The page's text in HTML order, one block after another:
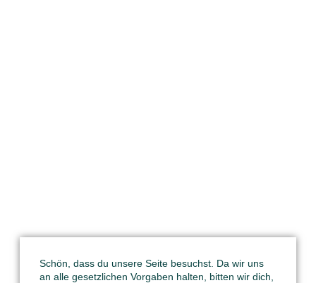
Schön, dass du unsere Seite besuchst. Da wir uns
an alle gesetzlichen Vorgaben halten, bitten wir dich,